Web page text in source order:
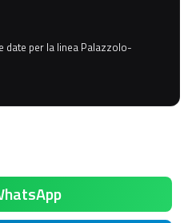
date per la linea Palazzolo-